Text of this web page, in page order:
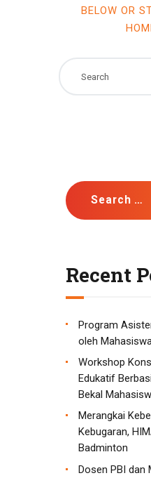
BELOW OR
Search
for:
Recent
Program
oleh
Workshop
Edukatif
Bekal
Merangkai
Kebugaran,
Badminton
Dosen PBI dan